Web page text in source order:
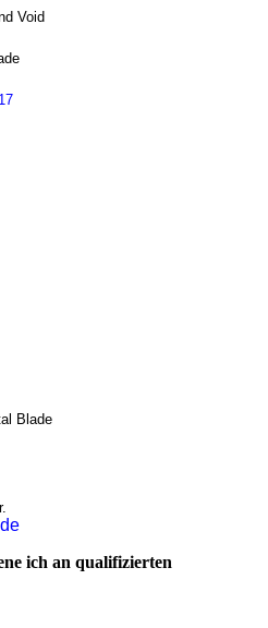
Void
Blade
ich an qualifizierten